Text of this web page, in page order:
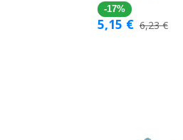
-17%
5,15 € 6,23€